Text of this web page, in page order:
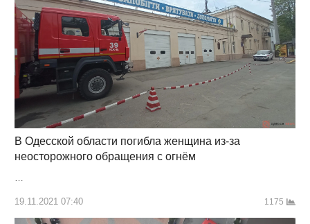
В Одесской области погибла женщина из-за
неосторожного обращения с огнём
…
19.11.2021 07:40 1175